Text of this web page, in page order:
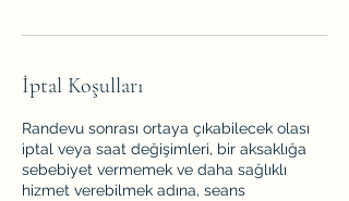
İptal Koşulları
Randevu sonrası ortaya çıkabilecek olası
iptal veya saat değişimleri, bir aksaklığa
sebebiyet vermemek ve daha sağlıklı
hizmet verebilmek adına, seans